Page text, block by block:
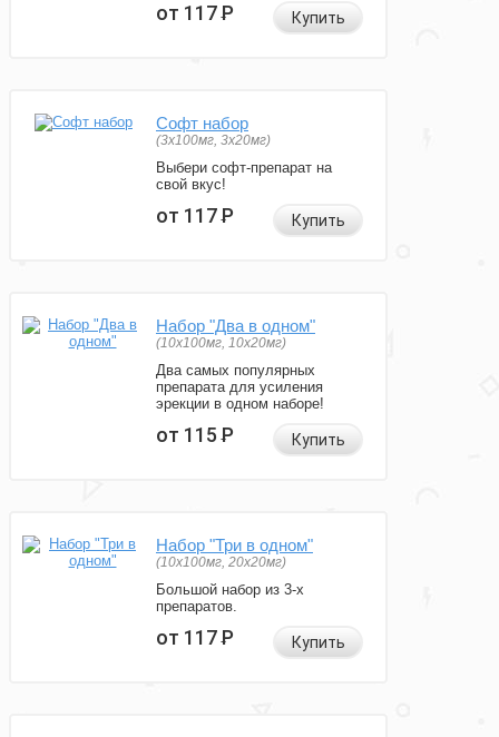
от 117Р Купить
Софт набор
(3x100мг, 3x20мг)
Выбери софт-препарат на
свой вкус!
от 117Р Купить
Набор "Два в одном"
(10x100мг, 10x20мг)
Два самых популярных
препарата для усиления
эрекции в одном наборе!
от 115Р Купить
Набор "Три в одном"
(10x100мг, 20x20мг)
Большой набор из 3-х
препаратов.
от 117Р Купить